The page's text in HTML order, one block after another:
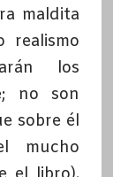
maldita
realismo
los
no son
sobre él
mucho